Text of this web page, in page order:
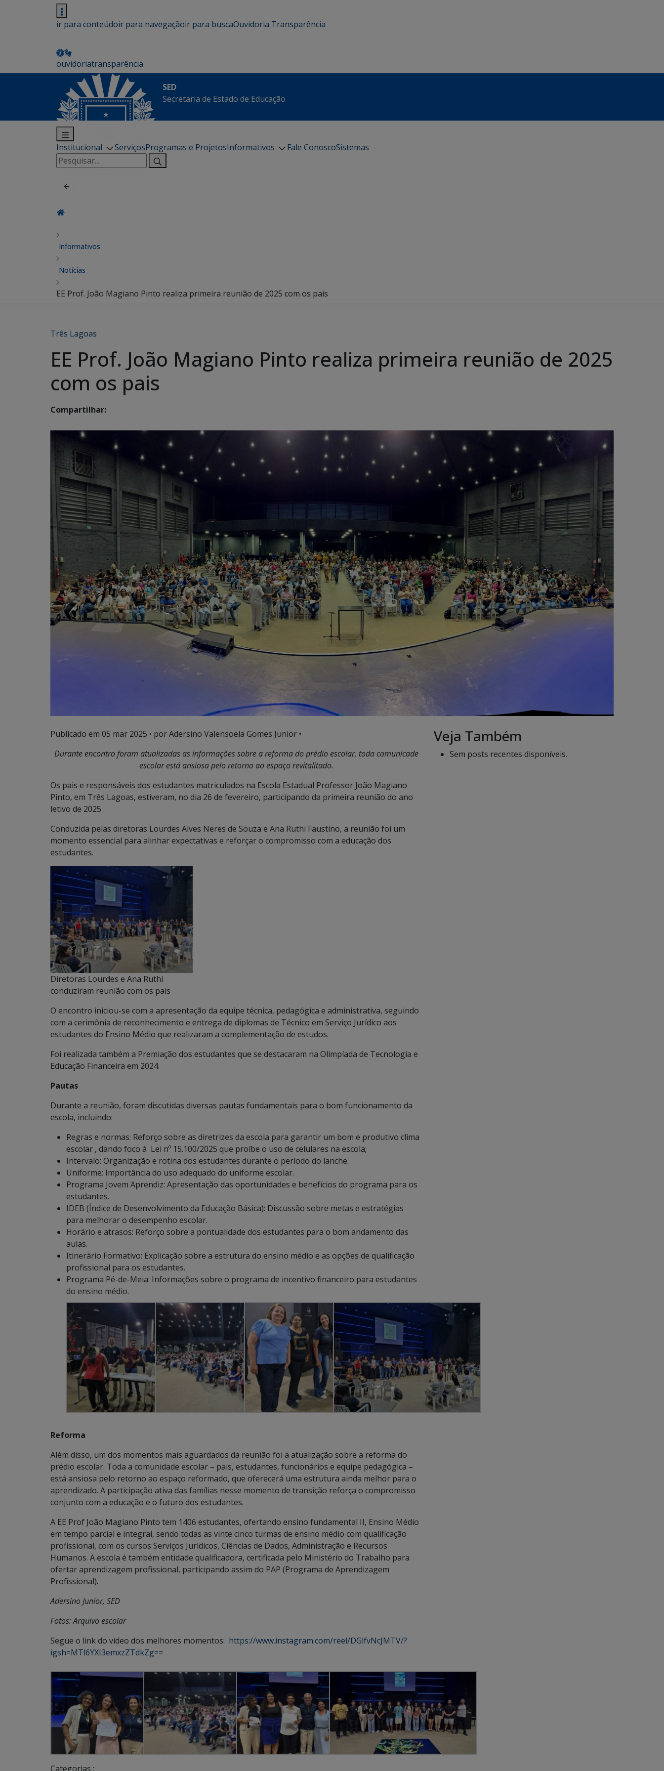
ir para conteúdoir para navegaçãoir para buscaOuvidoria Transparência
ouvidoriatransparência
SED
Secretaria de Estado de Educação
Institucional ServiçosProgramas e ProjetosInformativos Fale ConoscoSistemas
Pesquisar
por:
Informativos
Notícias
EE Prof. João Magiano Pinto realiza primeira reunião de 2025 com os pais
Três Lagoas
EE Prof. João Magiano Pinto realiza primeira reunião de 2025
com os pais
Compartilhar:
Publicado em 05 mar 2025 • por Adersino Valensoela Gomes Junior •
Durante encontro foram atualizadas as informações sobre a reforma do prédio escolar, toda comunicade
escolar está ansiosa pelo retorno ao espaço revitalitado.
Os pais e responsáveis dos estudantes matriculados na Escola Estadual Professor João Magiano
Pinto, em Três Lagoas, estiveram, no dia 26 de fevereiro, participando da primeira reunião do ano
letivo de 2025
Conduzida pelas diretoras Lourdes Alves Neres de Souza e Ana Ruthi Faustino, a reunião foi um
momento essencial para alinhar expectativas e reforçar o compromisso com a educação dos
estudantes.
Diretoras Lourdes e Ana Ruthi
conduziram reunião com os pais
O encontro iniciou-se com a apresentação da equipe técnica, pedagógica e administrativa, seguindo
com a cerimônia de reconhecimento e entrega de diplomas de Técnico em Serviço Jurídico aos
estudantes do Ensino Médio que realizaram a complementação de estudos.
Foi realizada também a Premiação dos estudantes que se destacaram na Olimpíada de Tecnologia e
Educação Financeira em 2024.
Pautas
Durante a reunião, foram discutidas diversas pautas fundamentais para o bom funcionamento da
escola, incluindo:
Regras e normas: Reforço sobre as diretrizes da escola para garantir um bom e produtivo clima
escolar , dando foco à Lei nº 15.100/2025 que proíbe o uso de celulares na escola;
Intervalo: Organização e rotina dos estudantes durante o período do lanche.
Uniforme: Importância do uso adequado do uniforme escolar.
Programa Jovem Aprendiz: Apresentação das oportunidades e benefícios do programa para os
estudantes.
IDEB (Índice de Desenvolvimento da Educação Básica): Discussão sobre metas e estratégias
para melhorar o desempenho escolar.
Horário e atrasos: Reforço sobre a pontualidade dos estudantes para o bom andamento das
aulas.
Itinerário Formativo: Explicação sobre a estrutura do ensino médio e as opções de qualificação
profissional para os estudantes.
Programa Pé-de-Meia: Informações sobre o programa de incentivo financeiro para estudantes
do ensino médio.
Reforma
Além disso, um dos momentos mais aguardados da reunião foi a atualização sobre a reforma do
prédio escolar. Toda a comunidade escolar – pais, estudantes, funcionários e equipe pedagógica –
está ansiosa pelo retorno ao espaço reformado, que oferecerá uma estrutura ainda melhor para o
aprendizado. A participação ativa das famílias nesse momento de transição reforça o compromisso
conjunto com a educação e o futuro dos estudantes.
A EE Prof João Magiano Pinto tem 1406 estudantes, ofertando ensino fundamental II, Ensino Médio
em tempo parcial e integral, sendo todas as vinte cinco turmas de ensino médio com qualificação
profissional, com os cursos Serviços Jurídicos, Ciências de Dados, Administração e Recursos
Humanos. A escola é também entidade qualificadora, certificada pelo Ministério do Trabalho para
ofertar aprendizagem profissional, participando assim do PAP (Programa de Aprendizagem
Profissional).
Adersino Junior, SED
Fotos: Arquivo escolar
Segue o link do vídeo dos melhores momentos: https://www.instagram.com/reel/DGlfvNcJMTV/?
igsh=MTl6YXI3emxzZTdkZg==
Categorias :
Veja Também
Sem posts recentes disponíveis.